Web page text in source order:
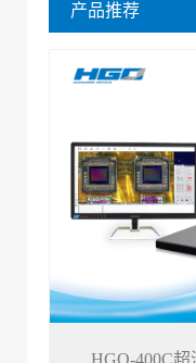
产品推荐